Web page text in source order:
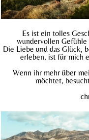
Es ist ein tolles
wundervollen Gefühle
Die Liebe und das Glück,
erleben, ist für mich
Wenn ihr mehr über
möchtet,